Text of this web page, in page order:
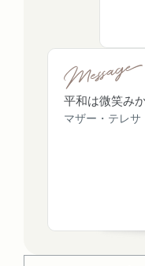
平和は微笑み
マザー・テレサ